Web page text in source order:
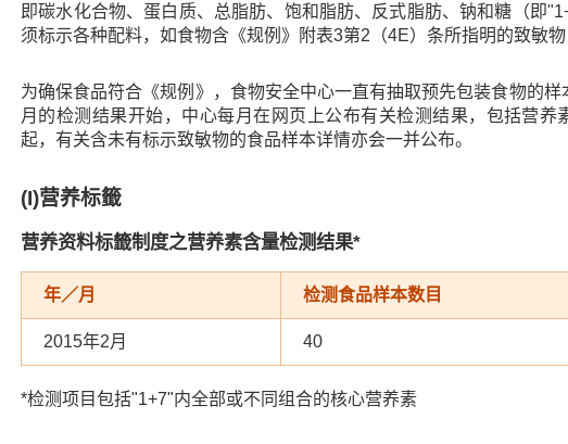
即碳水化合物、蛋白质、总脂肪、饱和脂肪、反式脂肪、钠和糖（即
须标示各种配料，如食物含《规例》附表3第2（4E）条所指明的致敏物
为确保食品符合《规例》，食物安全中心一直有抽取预先包装食物的
月的检测结果开始，中心每月在网页上公布有关检测结果，包括营
起，有关含未有标示致敏物的食品样本详情亦会一并公布。
(I)营养标籤
营养资料标籤制度之营养素含量检测结果*
年／月 检测食品样本数目
2015年2月 40
*检测项目包括"1+7"内全部或不同组合的核心营养素